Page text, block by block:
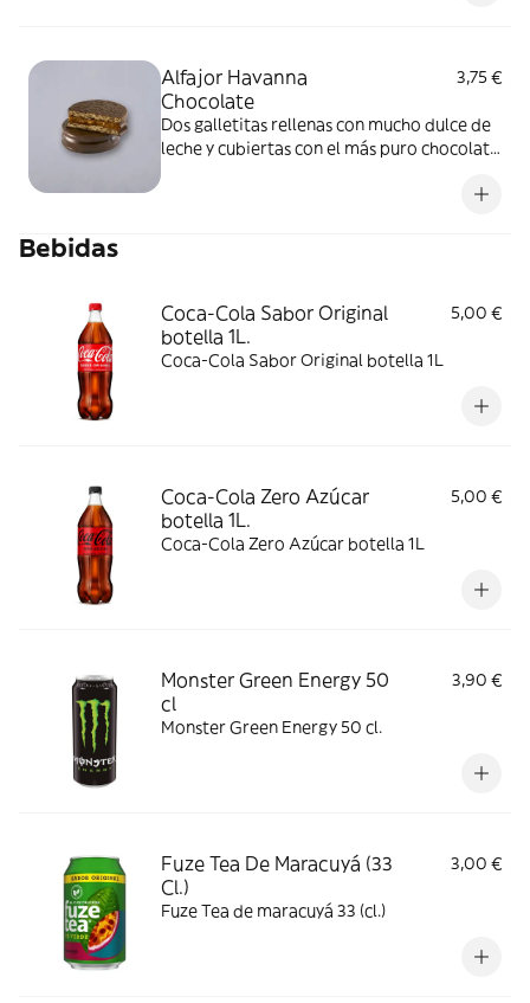
Alfajor Havanna
Chocolate
3,75 €
Dos galletitas rellenas con mucho dulce de
leche y cubiertas con el más puro chocolate
Bebidas
Coca-Cola Sabor Original
botella 1L.
5,00 €
Coca-Cola Sabor Original botella 1L
Coca-Cola Zero Azúcar
botella 1L.
5,00 €
Coca-Cola Zero Azúcar botella 1L
Monster Green Energy 50
cl
3,90 €
Monster Green Energy 50 cl.
Fuze Tea De Maracuyá (33
Cl.)
3,00 €
Fuze Tea de maracuyá 33 (cl.)